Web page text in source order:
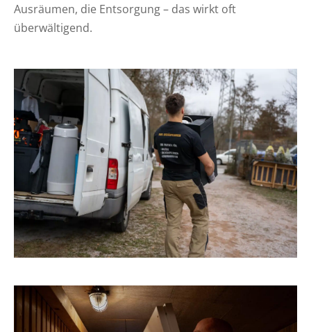
Ausräumen, die Entsorgung – das wirkt oft
überwältigend.